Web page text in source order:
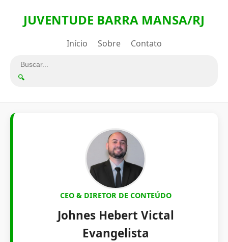
JUVENTUDE BARRA MANSA/RJ
Início Sobre Contato
🔍
CEO & DIRETOR DE CONTEÚDO
Johnes Hebert Victal
Evangelista